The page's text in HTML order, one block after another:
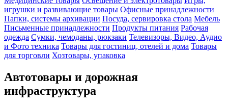
игрушки и развивающие товары Офисные принадлежности
Папки, системы архивации Посуда, сервировка стола Мебель
Письменные принадлежности Продукты питания Рабочая
одежда Сумки, чемоданы, рюкзаки Телевизоры, Видео, Аудио
и Фото техника Товары для гостиниц, отелей и дома Товары
для торговли Хозтовары, упаковка
Автотовары и дорожная
инфраструктура